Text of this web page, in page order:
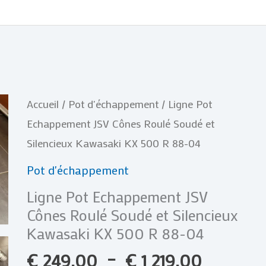
Accueil / Pot d'échappement/ Ligne Pot
Echappement JSV Cônes Roulé Soudé et
Silencieux Kawasaki KX 500 R 88-04
Pot d'échappement
Ligne Pot Echappement JSV
Cônes Roulé Soudé et Silencieux
Kawasaki KX 500 R 88-04
€249,00 – €1 219,00
Plage
de
€ 1
219,00
quantité
de
Ligne
Echappement
JSV
Cônes
Roulé
Soudé